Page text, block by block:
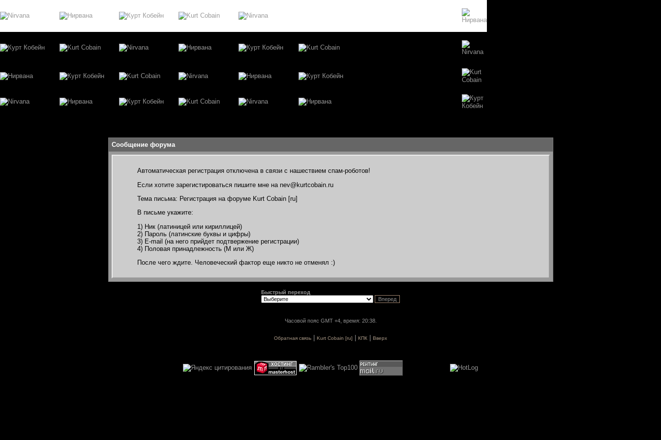
Сообщение форума
Автоматическая регистрация отключена в связи с нашествием спам-роботов!
Если хотите зарегистироваться пишите мне на nev@kurtcobain.ru
Тема письма: Регистрация на форуме Kurt Cobain [ru]
В письме укажите:
1) Ник (латиницей или кириллицей)
2) Пароль (латинские буквы и цифры)
3) E-mail (на него прийдет подтвержение регистрации)
4) Половая принадлежность (М или Ж)
После чего ждите. Человеческий фактор еще никто не отменял :)
Быстрый переход
Часовой пояс GMT +4, время: 20:38.
Обратная связь Kurt Cobain [ru] КПК Вверх